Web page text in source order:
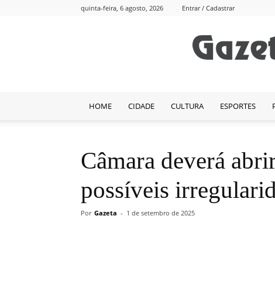
quinta-feira, 6 agosto, 2026 Entrar / Cadastrar
HOME CIDADE CULTURA ESPORTES
Câmara deverá
possíveis
Por Gazeta - 1 de setembro de 2025